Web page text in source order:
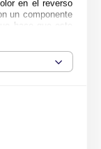
en el reverso
un componente
hace que este